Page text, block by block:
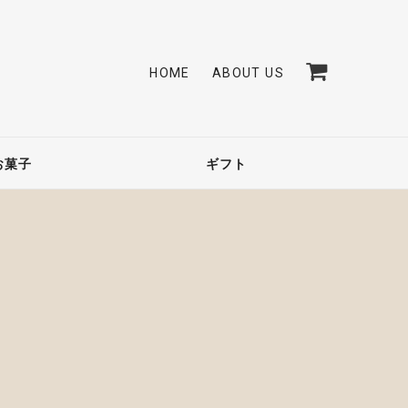
HOME ABOUT US
菓子 ギフト